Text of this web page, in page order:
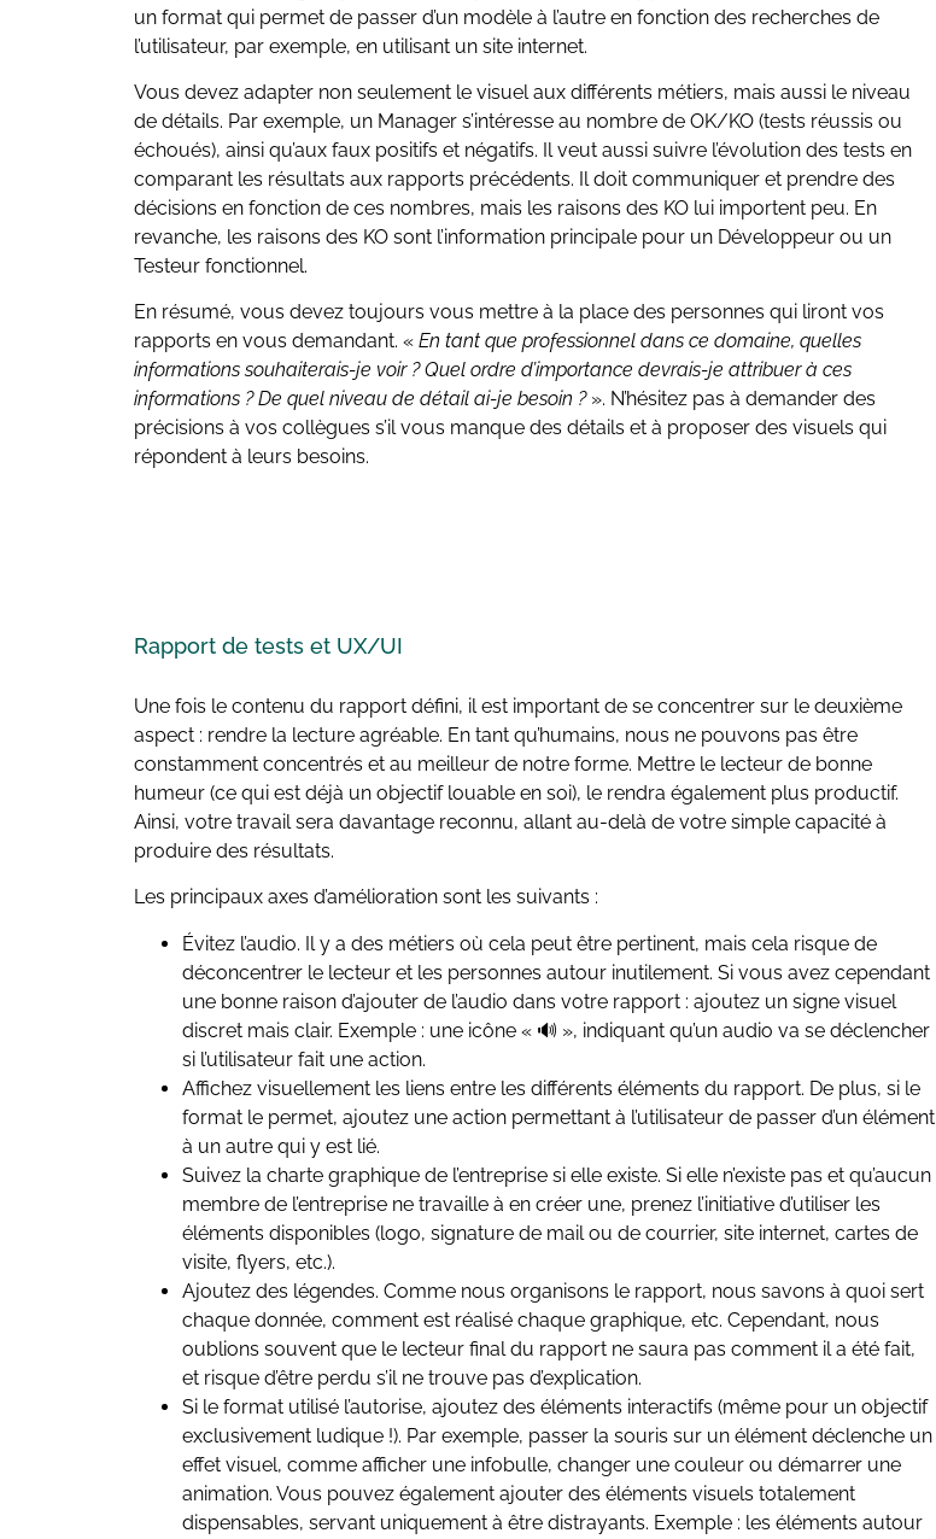
un format qui permet de passer d’un modèle à l’autre en fonction des recherches de
l’utilisateur, par exemple, en utilisant un site internet.
Vous devez adapter non seulement le visuel aux différents métiers, mais aussi le niveau
de détails. Par exemple, un Manager s’intéresse au nombre de OK/KO (tests réussis ou
échoués), ainsi qu’aux faux positifs et négatifs. Il veut aussi suivre l’évolution des tests en
comparant les résultats aux rapports précédents. Il doit communiquer et prendre des
décisions en fonction de ces nombres, mais les raisons des KO lui importent peu. En
revanche, les raisons des KO sont l’information principale pour un Développeur ou un
Testeur fonctionnel.
En résumé, vous devez toujours vous mettre à la place des personnes qui liront vos
rapports en vous demandant. « En tant que professionnel dans ce domaine, quelles
informations souhaiterais-je voir ? Quel ordre d’importance devrais-je attribuer à ces
informations ? De quel niveau de détail ai-je besoin ?». N’hésitez pas à demander des
précisions à vos collègues s’il vous manque des détails et à proposer des visuels qui
répondent à leurs besoins.
Rapport de tests et UX/UI
Une fois le contenu du rapport défini, il est important de se concentrer sur le deuxième
aspect : rendre la lecture agréable. En tant qu’humains, nous ne pouvons pas être
constamment concentrés et au meilleur de notre forme. Mettre le lecteur de bonne
humeur (ce qui est déjà un objectif louable en soi), le rendra également plus productif.
Ainsi, votre travail sera davantage reconnu, allant au-delà de votre simple capacité à
produire des résultats.
Les principaux axes d’amélioration sont les suivants :
Évitez l’audio. Il y a des métiers où cela peut être pertinent, mais cela risque de
déconcentrer le lecteur et les personnes autour inutilement. Si vous avez cependant
une bonne raison d’ajouter de l’audio dans votre rapport : ajoutez un signe visuel
discret mais clair. Exemple : une icône « 🔊 », indiquant qu’un audio va se déclencher
si l’utilisateur fait une action.
Affichez visuellement les liens entre les différents éléments du rapport. De plus, si le
format le permet, ajoutez une action permettant à l’utilisateur de passer d’un élément
à un autre qui y est lié.
Suivez la charte graphique de l’entreprise si elle existe. Si elle n’existe pas et qu’aucun
membre de l’entreprise ne travaille à en créer une, prenez l’initiative d’utiliser les
éléments disponibles (logo, signature de mail ou de courrier, site internet, cartes de
visite, flyers, etc.).
Ajoutez des légendes. Comme nous organisons le rapport, nous savons à quoi sert
chaque donnée, comment est réalisé chaque graphique, etc. Cependant, nous
oublions souvent que le lecteur final du rapport ne saura pas comment il a été fait,
et risque d’être perdu s’il ne trouve pas d’explication.
Si le format utilisé l’autorise, ajoutez des éléments interactifs (même pour un objectif
exclusivement ludique !). Par exemple, passer la souris sur un élément déclenche un
effet visuel, comme afficher une infobulle, changer une couleur ou démarrer une
animation. Vous pouvez également ajouter des éléments visuels totalement
dispensables, servant uniquement à être distrayants. Exemple : les éléments autour